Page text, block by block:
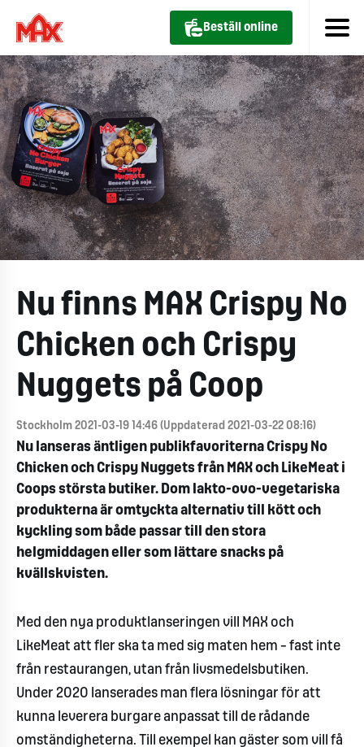
Beställ online
Nu finns MAX Crispy No
Chicken och Crispy
Nuggets på Coop
Stockholm 2021-03-19 14:46 (Uppdaterad 2021-03-22 08:16)
Nu lanseras äntligen publikfavoriterna Crispy No
Chicken och Crispy Nuggets från MAX och LikeMeat i
Coops största butiker. Dom lakto-ovo-vegetariska
produkterna är omtyckta alternativ till kött och
kyckling som både passar till den stora
helgmiddagen eller som lättare snacks på
kvällskvisten.
Med den nya produktlanseringen vill MAX och
LikeMeat att fler ska ta med sig maten hem – fast inte
från restaurangen, utan från livsmedelsbutiken.
Under 2020 lanserades man flera lösningar för att
kunna leverera burgare anpassat till de rådande
omständigheterna. Till exempel kan gäster som vill få